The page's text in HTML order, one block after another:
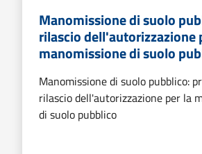
Manomissione di suolo
rilascio dell'autorizzazione
manomissione di suolo
Manomissione di suolo pubblico:
rilascio dell'autorizzazione per la
di suolo pubblico